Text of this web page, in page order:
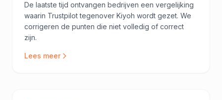
De laatste tijd ontvangen bedrijven een vergelijking
waarin Trustpilot tegenover Kiyoh wordt gezet. We
corrigeren de punten die niet volledig of correct
zijn.
Lees meer